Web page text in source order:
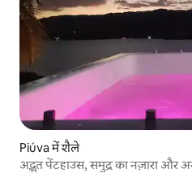
Piúva में शैले
अद्भुत पेंटहाउस, समुद्र का नज़ारा और